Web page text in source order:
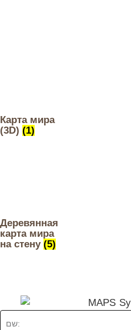
Карта мира
(3D) (1)
Деревянная
карта мира
на стену (5)